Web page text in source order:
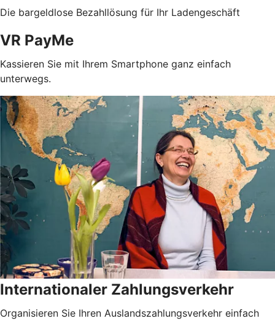
Die bargeldlose Bezahllösung für Ihr Ladengeschäft
VR PayMe
Kassieren Sie mit Ihrem Smartphone ganz einfach
unterwegs.
Internationaler Zahlungsverkehr
Organisieren Sie Ihren Auslandszahlungsverkehr einfach